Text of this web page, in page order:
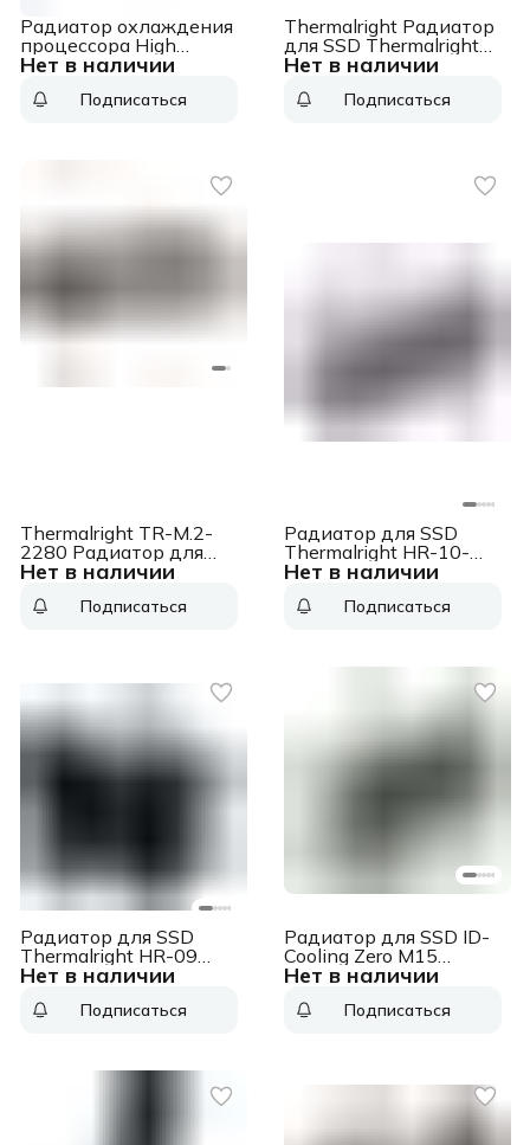
Нет в наличии
Радиатор охлаждения
процессора High
Performance Heatsink
pulled, no vendor
Gen10, new, pulled, no
(826706-B21)
Подписаться
Нет в наличии
Thermalright Радиатор
для SSD Thermalright
TR-M.2 22110 серый
M.2-22110)Подписаться
Нет в наличии
Thermalright TR-M.2-
2280 Радиатор для
M.2 SSD 2280,
(002189)Подписаться
Нет в наличии
Радиатор для SSD
Thermalright HR-10-
2280 серебристый
Подписаться
Нет в наличии
Радиатор для SSD
Thermalright HR-09
2280 Pro черный/
(HR-09-2280-PRO-BL)
Подписаться
Нет в наличии
Радиатор для SSD ID-
Cooling Zero M15
серебристый
Подписаться